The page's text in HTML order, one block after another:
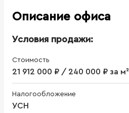
Описание офиса
Условия продажи:
Стоимость
21 912 000 ₽ / 240 000 ₽ за м²
Налогообложение
УСН